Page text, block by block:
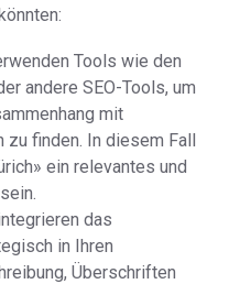
Tools wie den
andere SEO-Tools, um
mit
zu finden. In diesem Fall
ein relevantes und
das
in Ihren
Überschriften